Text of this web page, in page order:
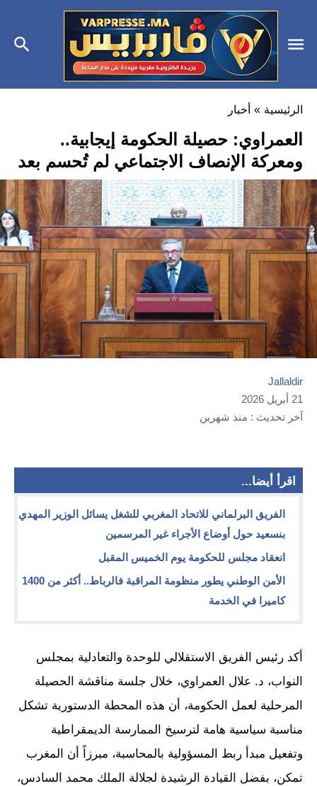
الرئيسية » أخبار
العمراوي: حصيلة الحكومة إيجابية..
ومعركة الإنصاف الاجتماعي لم تُحسم بعد
Jallaldir
21 أبريل 2026
آخر تحديث : منذ شهرين
اقرأ أيضا...
الفريق البرلماني للاتحاد المغربي للشغل يسائل الوزير المهدي
بنسعيد حول أوضاع الأجراء غير المرسمين
انعقاد مجلس للحكومة يوم الخميس المقبل
الأمن الوطني يطور منظومة المراقبة فالرباط.. أكثر من 1400
كاميرا في الخدمة
أكد رئيس الفريق الاستقلالي للوحدة والتعادلية بمجلس
النواب، د. علال العمراوي، خلال جلسة مناقشة الحصيلة
المرحلية لعمل الحكومة، أن هذه المحطة الدستورية تشكل
مناسبة سياسية هامة لترسيخ الممارسة الديمقراطية
وتفعيل مبدأ ربط المسؤولية بالمحاسبة، مبرزاً أن المغرب
تمكن، بفضل القيادة الرشيدة لجلالة الملك محمد السادس،